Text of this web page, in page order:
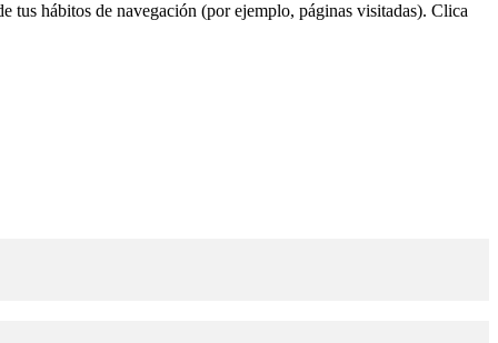
tus hábitos de navegación (por ejemplo, páginas visitadas). Clica